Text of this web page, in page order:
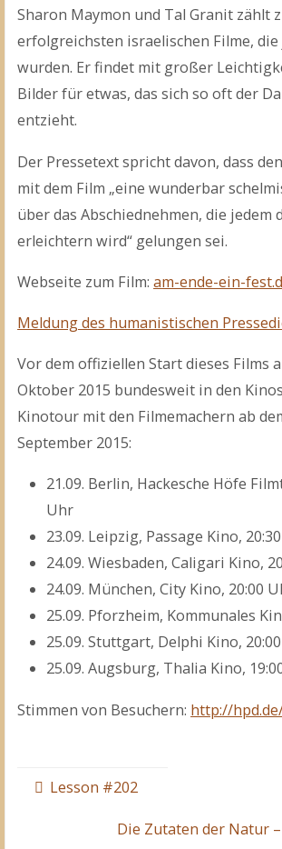
Sharon Maymon und Tal Granit zählt
erfolgreichsten israelischen Filme,
wurden. Er findet mit großer
Bilder für etwas, das sich so oft der
entzieht.
Der Pressetext spricht davon, dass
mit dem Film „eine wunderbar
über das Abschiednehmen, die jedem
erleichtern wird“ gelungen sei.
Webseite zum Film:am-ende-ein-
Meldung des humanistischen
Vor dem offiziellen Start dieses Films
Oktober 2015 bundesweit in den
Kinotour mit den Filmemachern ab
September 2015:
21.09. Berlin, Hackesche Höfe
Uhr
23.09. Leipzig, Passage Kino,
24.09. Wiesbaden, Caligari Kino,
24.09. München, City Kino, 20:00
25.09. Pforzheim, Kommunales
25.09. Stuttgart, Delphi Kino,
25.09. Augsburg, Thalia Kino,
Stimmen von Besuchern: http://
Lesson #202
Die Zutaten der Natur